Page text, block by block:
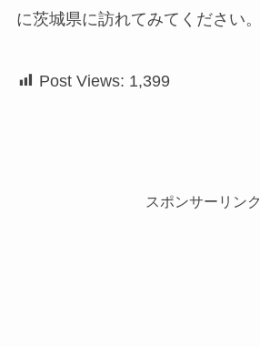
に茨城県に訪れてみてください。
Post Views: 1,399
スポンサーリンク